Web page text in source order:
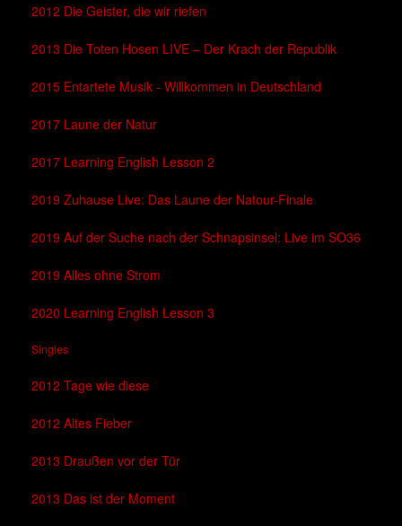
2012 Die Geister, die wir riefen
2013 Die Toten Hosen LIVE – Der Krach der Republik
2015 Entartete Musik - Willkommen in Deutschland
2017 Laune der Natur
2017 Learning English Lesson 2
2019 Zuhause Live: Das Laune der Natour-Finale
2019 Auf der Suche nach der Schnapsinsel: Live im SO36
2019 Alles ohne Strom
2020 Learning English Lesson 3
Singles
2012 Tage wie diese
2012 Altes Fieber
2013 Draußen vor der Tür
2013 Das ist der Moment